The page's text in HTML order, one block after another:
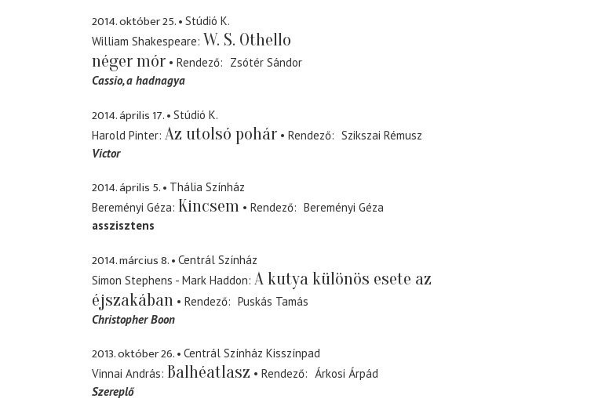
2014. október 25.
Stúdió K.
William Shakespeare W. S. Othello
néger mór
Rendező
Zsótér Sándor
Cassio a hadnagya
2014. április 17.
Stúdió K.
Harold Pinter Az utolsó pohár Rendező
Szikszai Rémusz
Victor
2014. április 5.
Thália Színház
Bereményi Géza Kincsem Rendező
Bereményi Géza
asszisztens
2014. március 8.
Centrál Színház
Simon Stephens - Mark Haddon A kutya különös esete az
éjszakában
Rendező
Puskás Tamás
Christopher Boon
2013. október 26.
Centrál Színház Kisszínpad
Vinnai András Balhéatlasz Rendező
Árkosi Árpád
Szereplő